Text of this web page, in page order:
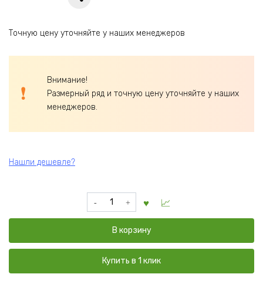
Точную цену уточняйте у наших менеджеров
Внимание!
Размерный ряд и точную цену уточняйте у наших
менеджеров.
Нашли дешевле?
Количество
товара
выдвижными
Ящиками600*350*900
Лакированный
В корзину
Купить в 1 клик